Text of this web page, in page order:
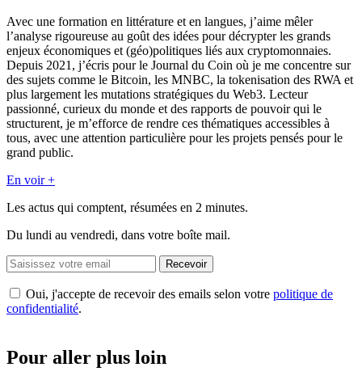
Avec une formation en littérature et en langues, j’aime mêler
l’analyse rigoureuse au goût des idées pour décrypter les grands
enjeux économiques et (géo)politiques liés aux cryptomonnaies.
Depuis 2021, j’écris pour le Journal du Coin où je me concentre sur
des sujets comme le Bitcoin, les MNBC, la tokenisation des RWA et
plus largement les mutations stratégiques du Web3. Lecteur
passionné, curieux du monde et des rapports de pouvoir qui le
structurent, je m’efforce de rendre ces thématiques accessibles à
tous, avec une attention particulière pour les projets pensés pour le
grand public.
En voir +
Les actus qui comptent, résumées en 2 minutes.
Du lundi au vendredi, dans votre boîte mail.
Recevoir
Oui, j'accepte de recevoir des emails selon votre politique de
confidentialité.
Pour aller plus loin